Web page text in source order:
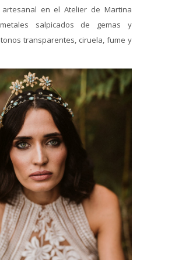
en el Atelier de Martina
salpicados de gemas y
transparentes, ciruela, fume y